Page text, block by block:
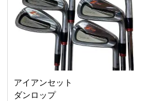
アイアンセット
ダンロップ